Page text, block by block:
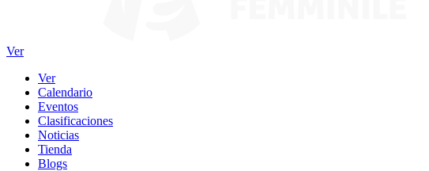
Ver
Ver
Calendario
Eventos
Clasificaciones
Noticias
Tienda
Blogs